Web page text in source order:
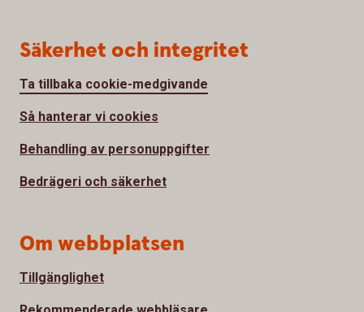
Säkerhet och integritet
Ta tillbaka cookie-medgivande
Så hanterar vi cookies
Behandling av personuppgifter
Bedrägeri och säkerhet
Om webbplatsen
Tillgänglighet